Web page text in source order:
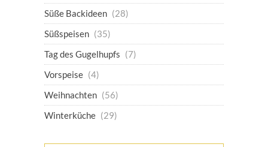
Süße Backideen (28)
Süßspeisen (35)
Tag des Gugelhupfs (7)
Vorspeise (4)
Weihnachten (56)
Winterküche (29)